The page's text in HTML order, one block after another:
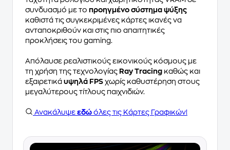
συνδυασμό με το προηγμένο σύστημα ψύξης
καθιστά τις συγκεκριμένες κάρτες ικανές να
ανταποκριθούν και στις πιο απαιτητικές
προκλήσεις του gaming.
Απόλαυσε ρεαλιστικούς εικονικούς κόσμους με
τη χρήση της τεχνολογίας Ray Tracing καθώς και
εξαιρετικά υψηλά FPS χωρίς καθυστέρηση στους
μεγαλύτερους τίτλους παιχνιδιών.
Ανακάλυψε εδώ όλες τις Κάρτες Γραφικών!